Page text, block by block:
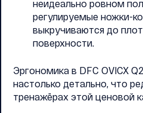
неидеально ровном
регулируемые ножки-
выкручиваются до
поверхности.
Эргономика в DFC OVICX
настолько детально, что
тренажёрах этой ценовой